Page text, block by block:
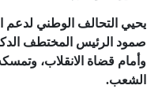
يحيي التحالف الوطني
صمود الرئيس المختطف
وأمام قضاة الانقلاب،
الشعب.